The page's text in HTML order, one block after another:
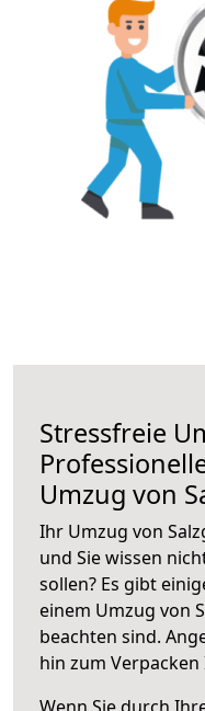
Stressfreie
Umzug von
Ihr Umzug von
und Sie wissen
sollen? Es gibt
einem Umzug von
beachten sind.
hin zum